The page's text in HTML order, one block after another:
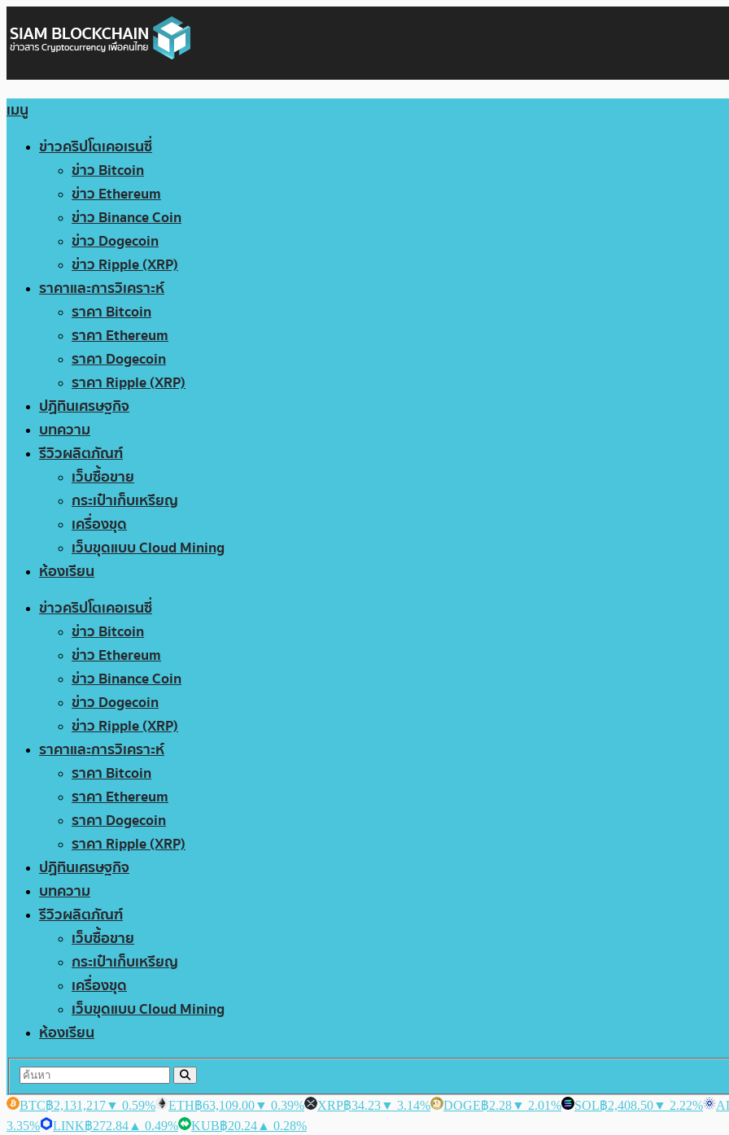
เมนู
ข่าวคริปโตเคอเรนซี่
ข่าว Bitcoin
ข่าว Ethereum
ข่าว Binance Coin
ข่าว Dogecoin
ข่าว Ripple (XRP)
ราคาและการวิเคราะห์
ราคา Bitcoin
ราคา Ethereum
ราคา Dogecoin
ราคา Ripple (XRP)
ปฏิทินเศรษฐกิจ
บทความ
รีวิวผลิตภัณฑ์
เว็บซื้อขาย
กระเป๋าเก็บเหรียญ
เครื่องขุด
เว็บขุดแบบ Cloud Mining
ห้องเรียน
ข่าวคริปโตเคอเรนซี่
ข่าว Bitcoin
ข่าว Ethereum
ข่าว Binance Coin
ข่าว Dogecoin
ข่าว Ripple (XRP)
ราคาและการวิเคราะห์
ราคา Bitcoin
ราคา Ethereum
ราคา Dogecoin
ราคา Ripple (XRP)
ปฏิทินเศรษฐกิจ
บทความ
รีวิวผลิตภัณฑ์
เว็บซื้อขาย
กระเป๋าเก็บเหรียญ
เครื่องขุด
เว็บขุดแบบ Cloud Mining
ห้องเรียน
BTC฿2,131,217▼ 0.59% ETH฿63,109.00▼ 0.39% XRP฿34.23▼ 3.14% DOGE฿2.28▼ 2.01% SOL฿2,408.50▼ 2.22%
3.35%
LINK฿272.84 ▲ 0.49% KUB฿20.24 ▲ 0.28%